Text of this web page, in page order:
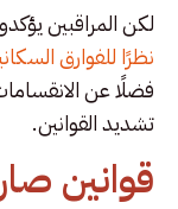
لكن المراقبين
نظرًا للفوارق
فضلًا عن
تشديد القوانين.
قوانين